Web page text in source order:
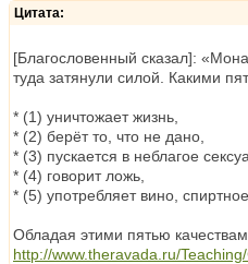
Цитата:
[Благословенный сказал]:
туда затянули силой. Какими
* (1) уничтожает жизнь,
* (2) берёт то, что не дано,
* (3) пускается в неблагое
* (4) говорит ложь,
* (5) употребляет вино,
Обладая этими пятью
http://www.theravada.ru/